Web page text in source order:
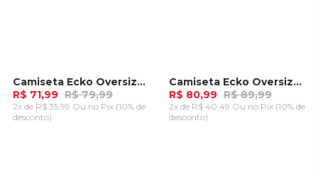
-10%
Camiseta Ecko Oversize Fashion Basic Preta
R$ 71,99 R$ 79,99
2x de R$ 35,99 Ou no Pix (10% de
desconto)
-10%
Camiseta Ecko Oversize Tajuba Azul
R$ 80,99 R$ 89,99
2x de R$ 40,49 Ou no Pix (10% de
desconto)